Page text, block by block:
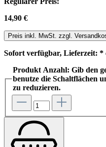
14,90 €
Preis inkl. MwSt. zzgl.
Sofort verfügbar, Lieferzeit: *
Produkt Anzahl: Gib den
benutze die Schaltflächen
zu reduzieren.